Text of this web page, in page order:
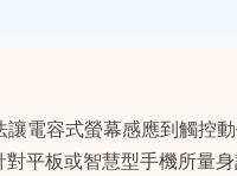
電容式螢幕感應到觸控
平板或智慧型手機所量身